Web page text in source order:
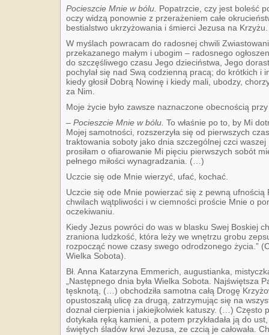
Pocieszcie Mnie w bólu. Popatrzcie, czy jest boleść
oczy widzą ponownie z przerażeniem całe
bestialstwo ukrzyżowania i śmierci Jezusa na Krzyżu.
W myślach powracam do radosnej chwili
przekazanego małym i ubogim – radosnego
do szczęśliwego czasu Jego dzieciństwa, Jego
pochylał się nad Swą codzienną pracą; do krótkich i
kiedy głosił Dobrą Nowinę i kiedy mali, ubodzy,
za Nim.
Moje życie było zawsze naznaczone obecnością
– Pocieszcie Mnie w bólu. To właśnie po to, by Mi
Mojej samotności, rozszerzyła się od pierwszych
traktowania soboty jako dnia szczególnej czci
prosiłam o ofiarowanie Mi pięciu pierwszych sobót
pełnego miłości wynagradzania. (…)
Uczcie się ode Mnie wierzyć, ufać, kochać.
Uczcie się ode Mnie powierzać się z pewną ufnością
chwilach wątpliwości i w ciemności proście Mnie o
oczekiwaniu.
Kiedy Jezus powróci do was w blasku Swej Boskiej
zraniona ludzkość, która leży we wnętrzu grobu
rozpocząć nowe czasy swego odrodzonego życia.”
Wielka Sobota).
Bł. Anna Katarzyna Emmerich, augustianka,
„Następnego dnia była Wielka Sobota. Najświętsza
tęsknotą, (…) obchodziła samotna całą Drogę
opustoszałą ulicę za drugą, zatrzymując się na
doznał cierpienia i jakiejkolwiek katuszy. (…) Często
dotykała ręką kamieni, a potem przykładała ją do
świętych śladów krwi Jezusa, ze czcią je całowała.